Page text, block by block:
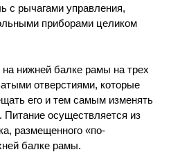
с рычагами управления,
приборами целиком
на нижней балке рамы на трех
отверстиями, которые
его и тем самым изменять
осуществляется из
размещенного «по-
балке рамы.